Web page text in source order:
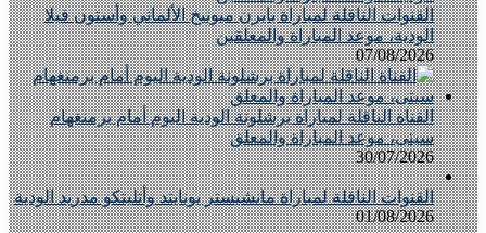
القنوات الناقلة لمباراة بايرن ميونيخ الألماني وأستون فيلا
الودية، موعد المباراة والمعلقين
07/08/2026
القناة الناقلة لمباراة برشلونة الودية اليوم أمام برمنغهام
سيتى، موعد المباراة والمعلق
30/07/2026
القنوات الناقلة لمباراة مانشيستر يونايتد وأتليتكو مدريد الودية
01/08/2026